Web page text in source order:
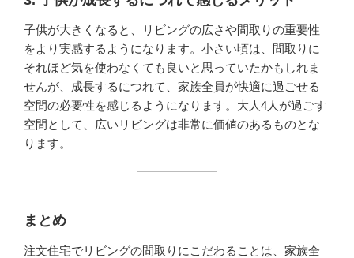
子供が大きくなると、リビングの広さや間取りの重要性
をより実感するようになります。小さい頃は、間取りに
それほど気を使わなくても良いと思っていたかもしれま
せんが、成長するにつれて、家族全員が快適に過ごせる
空間の必要性を感じるようになります。大人4人が過ごす
空間として、広いリビングは非常に価値のあるものとな
ります。
まとめ
注文住宅でリビングの間取りにこだわることは、家族全